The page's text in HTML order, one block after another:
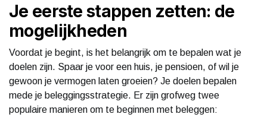
Je eerste stappen zetten: de
mogelijkheden
Voordat je begint, is het belangrijk om te bepalen wat je
doelen zijn. Spaar je voor een huis, je pensioen, of wil je
gewoon je vermogen laten groeien? Je doelen bepalen
mede je beleggingsstrategie. Er zijn grofweg twee
populaire manieren om te beginnen met beleggen: